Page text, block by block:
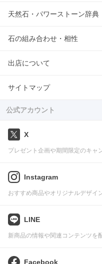
天然石・パワーストーン辞典
石の組み合わせ・相性
出店について
サイトマップ
公式アカウント
X
プレゼント企画や期間限定のキャ
Instagram
おすすめ商品やオリジナルデザイ
LINE
新商品の情報や関連コンテンツを
Facebook